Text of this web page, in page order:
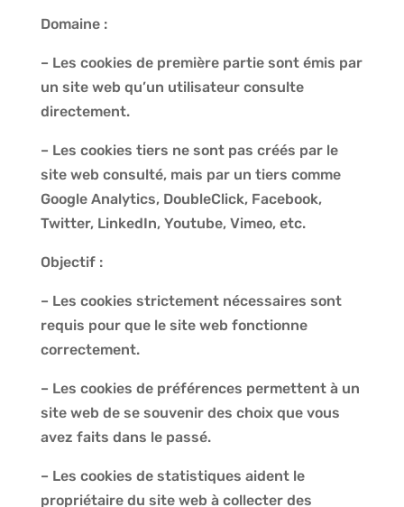
Domaine :
– Les cookies de première partie sont émis par
un site web qu’un utilisateur consulte
directement.
– Les cookies tiers ne sont pas créés par le
site web consulté, mais par un tiers comme
Google Analytics, DoubleClick, Facebook,
Twitter, LinkedIn, Youtube, Vimеo, etc.
Objectif :
– Les cookies strictement nécessaires sont
requis pour que le site web fonctionne
correctement.
– Les cookies de préférences permettent à un
site web de se souvenir des choix que vous
avez faits dans le passé.
– Les cookies de statistiques aident le
propriétaire du site web à collecter des